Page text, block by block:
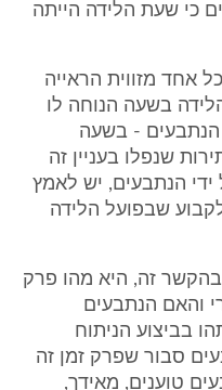
כי שעת הלידה הייתה
אחד מזווית הראייה
בשעה הנוחה לו
בשעה 13:51 ואילו הנתבעים - בשעה
שנפלו בעניין זה
ידי הנתבעים, יש לאמץ
שבפועל הלידה
בהקשר זה, היא מהו פרק
והאם הנתבעים
בביצוע הניתוח
סבור שפרק זמן זה
הנתבעים טוענים, מאידך,